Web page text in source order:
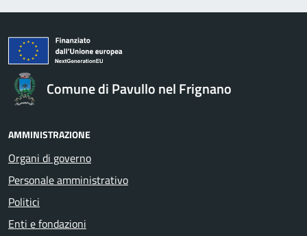
Comune di Pavullo nel Frignano
AMMINISTRAZIONE
Organi di governo
Personale amministrativo
Politici
Enti e fondazioni